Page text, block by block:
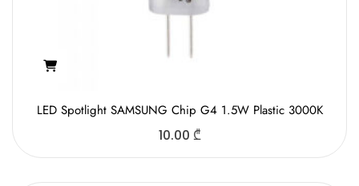
LED Spotlight SAMSUNG Chip G4 1.5W Plastic 3000K
10.00 ₾